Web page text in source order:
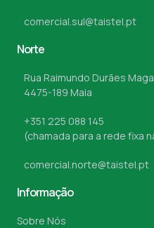
comercial.sul@taistel.pt
Norte
Rua Raimundo Durães
4475-189 Maia
+351 225 088 145
(chamada para a rede fixa
comercial.norte@taistel.pt
Informação
Sobre Nós